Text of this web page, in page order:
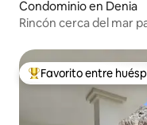
Condominio en Denia
Rincón cerca del mar
De los mejores en
Favorito entre